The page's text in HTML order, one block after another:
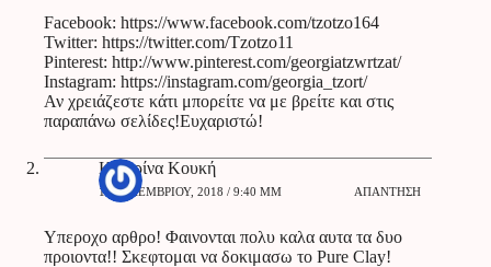
Facebook: https://www.facebook.com/tzotzo164
Twitter: https://twitter.com/Tzotzo11
Pinterest: http://www.pinterest.com/georgiatzwrtzat/
Instagram: https://instagram.com/georgia_tzort/
Αν χρειάζεστε κάτι μπορείτε να με βρείτε και στις
παραπάνω σελίδες!Ευχαριστώ!
Κατερίνα Κουκή
18 ΔΕΚΕΜΒΡΊΟΥ, 2018 / 9:40 ΜΜ ΑΠΆΝΤΗΣΗ
Υπεροχο αρθρο! Φαινονται πολυ καλα αυτα τα δυο
προιοντα!! Σκεφτομαι να δοκιμασω το Pure Clay!